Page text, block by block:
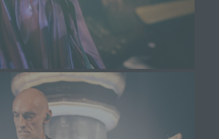
unserer Internetseite zu
Benutzer einer Internetseite, die
muss beispielsweise nicht bei
der Internetseite erneut seine
eingeben, weil dies von der
und dem auf dem Computersystem
abgelegten Cookie übernommen
Beispiel ist das Cookie eines
im Online-Shop. Der Online-Shop
Artikel, die ein Kunde in den